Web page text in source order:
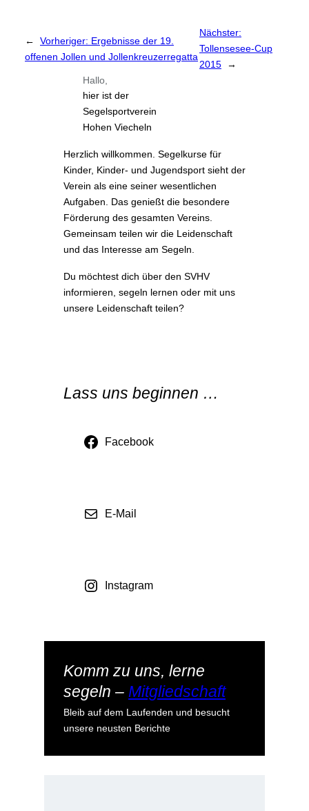
← Vorheriger: Ergebnisse der 19.
offenen Jollen und Jollenkreuzerregatta
Nächster:
Tollensesee-Cup
2015
→
Hallo,
hier ist der
Segelsportverein
Hohen Viecheln
Herzlich willkommen. Segelkurse für
Kinder, Kinder- und Jugendsport sieht der
Verein als eine seiner wesentlichen
Aufgaben. Das genießt die besondere
Förderung des gesamten Vereins.
Gemeinsam teilen wir die Leidenschaft
und das Interesse am Segeln.
Du möchtest dich über den SVHV
informieren, segeln lernen oder mit uns
unsere Leidenschaft teilen?
Lass uns beginnen …
Facebook
E-Mail
Instagram
Komm zu uns, lerne
segeln – Mitgliedschaft
Bleib auf dem Laufenden und besucht
unsere neusten Berichte